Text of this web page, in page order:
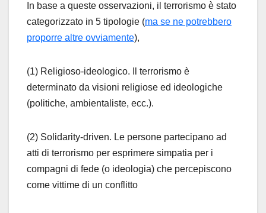
In base a queste osservazioni, il terrorismo è stato
categorizzato in 5 tipologie (ma se ne potrebbero
proporre altre ovviamente),
(1) Religioso-ideologico. Il terrorismo è
determinato da visioni religiose ed ideologiche
(politiche, ambientaliste, ecc.).
(2) Solidarity-driven. Le persone partecipano ad
atti di terrorismo per esprimere simpatia per i
compagni di fede (o ideologia) che percepiscono
come vittime di un conflitto